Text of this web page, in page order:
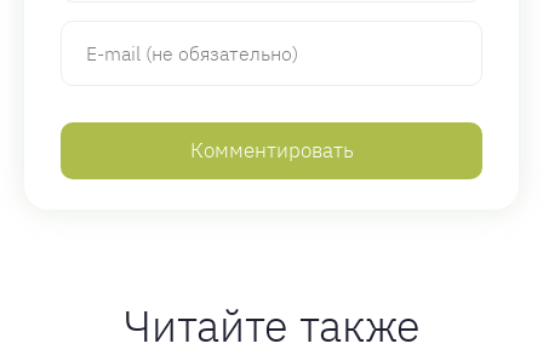
Читайте также